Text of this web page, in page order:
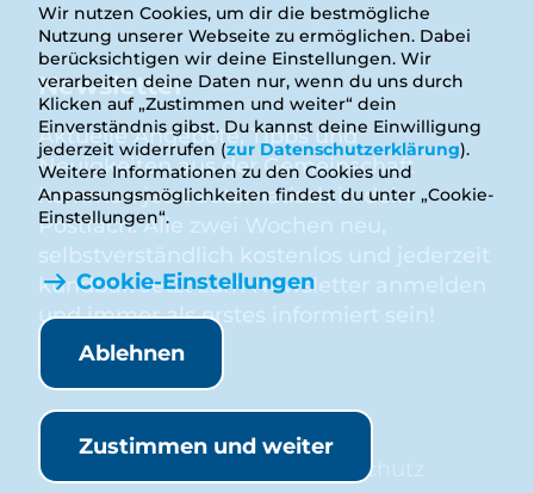
Wir nutzen Cookies, um dir die bestmögliche
Nutzung unserer Webseite zu ermöglichen. Dabei
berücksichtigen wir deine Einstellungen. Wir
verarbeiten deine Daten nur, wenn du uns durch
Klicken auf „Zustimmen und weiter“ dein
Einverständnis gibst. Du kannst deine Einwilligung
jederzeit widerrufen (zur Datenschutzerklärung).
Weitere Informationen zu den Cookies und
Anpassungsmöglichkeiten findest du unter „Cookie-
Einstellungen“.
Cookie-Einstellungen
Ablehnen
Zustimmen und weiter
Newsletter
Aktuelle Angebote, Tipps und
Neuigkeiten aus der Gemeinschaft
kommen jetzt automatisch in dein
Postfach. Alle zwei Wochen neu,
selbstverständlich kostenlos und jederzeit
kündbar. Jetzt zum Newsletter anmelden
und immer als erstes informiert sein!
Anmelden
Rechtliches
Satzung Datenschutz